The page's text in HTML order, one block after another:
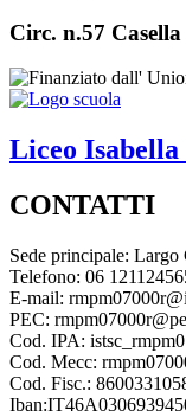
Circ. n.57
Liceo Isabella
CONTATTI
Sede principale:
Telefono: 06
E-mail:
PEC:
Cod. IPA:
Cod. Mecc:
Cod. Fisc.: